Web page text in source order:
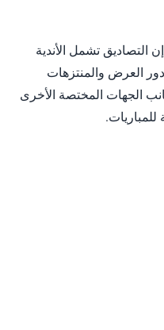
التصاديق تشمل الأندية
العرض والمنتزهات
الجهات المختصة الأخرى